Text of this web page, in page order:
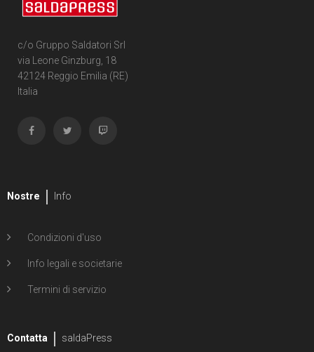
c/o Gruppo Saldatori Srl
via Leone Ginzburg, 18
42124 Reggio Emilia (RE)
Italia
Nostre Info
Condizioni d'uso
Info legali e societarie
Termini di servizio
Contatta saldaPress